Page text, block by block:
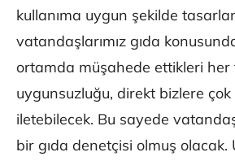
kullanıma uygun şekilde
vatandaşlarımız gıda
ortamda müşahede ettikleri her
uygunsuzluğu, direkt bizlere çok
iletebilecek. Bu sayede
bir gıda denetçisi olmuş olacak.